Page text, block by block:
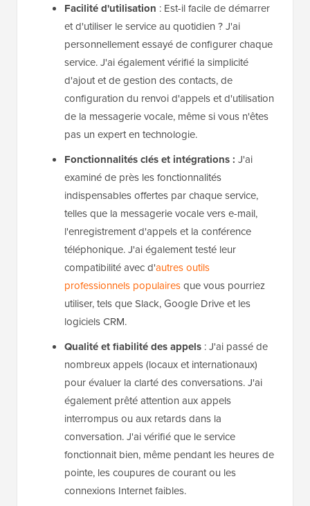
Facilité d'utilisation : Est-il facile de démarrer
et d'utiliser le service au quotidien ? J'ai
personnellement essayé de configurer chaque
service. J'ai également vérifié la simplicité
d'ajout et de gestion des contacts, de
configuration du renvoi d'appels et d'utilisation
de la messagerie vocale, même si vous n'êtes
pas un expert en technologie.
Fonctionnalités clés et intégrations : J'ai
examiné de près les fonctionnalités
indispensables offertes par chaque service,
telles que la messagerie vocale vers e-mail,
l'enregistrement d'appels et la conférence
téléphonique. J'ai également testé leur
compatibilité avec d'autres outils
professionnels populairesque vous pourriez
utiliser, tels que Slack, Google Drive et les
logiciels CRM.
Qualité et fiabilité des appels : J'ai passé de
nombreux appels (locaux et internationaux)
pour évaluer la clarté des conversations. J'ai
également prêté attention aux appels
interrompus ou aux retards dans la
conversation. J'ai vérifié que le service
fonctionnait bien, même pendant les heures de
pointe, les coupures de courant ou les
connexions Internet faibles.